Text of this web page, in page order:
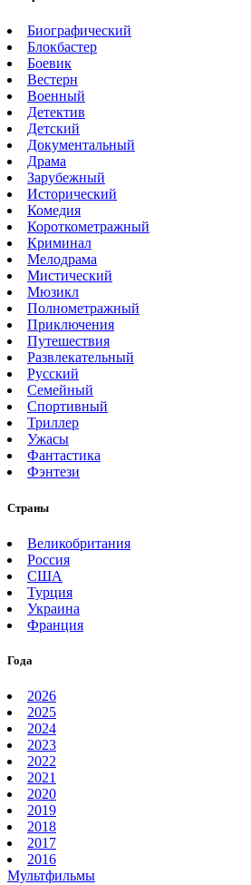
Биографический
Блокбастер
Боевик
Вестерн
Военный
Детектив
Детский
Документальный
Драма
Зарубежный
Исторический
Комедия
Короткометражный
Криминал
Мелодрама
Мистический
Мюзикл
Полнометражный
Приключения
Путешествия
Развлекательный
Русский
Семейный
Спортивный
Триллер
Ужасы
Фантастика
Фэнтези
Страны
Великобритания
Россия
США
Турция
Украина
Франция
Года
2026
2025
2024
2023
2022
2021
2020
2019
2018
2017
2016
Мультфильмы